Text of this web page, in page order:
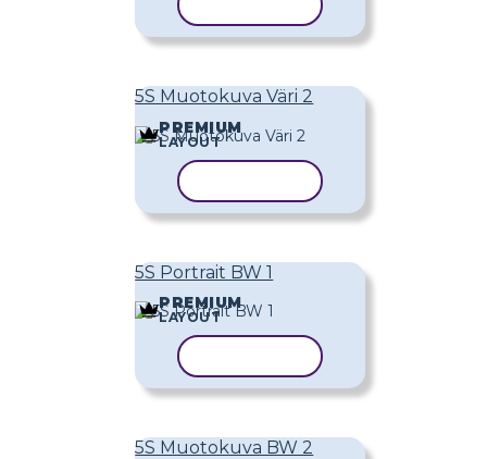
5S Muotokuva Väri 2
PREMIUM
LAYOUT
5S Portrait BW 1
PREMIUM
LAYOUT
5S Muotokuva BW 2